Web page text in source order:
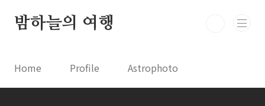
밤하늘의 여행
Home Profile Astrophoto